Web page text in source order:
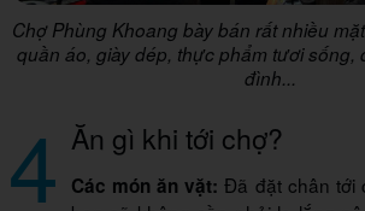
Chợ Phùng Khoang bày bán rất nhiều
quần áo, giày dép, thực phẩm tươi sống,
đình...
4 Ăn gì khi tới chợ?
Các món ăn vặt: Đã đặt chân tới